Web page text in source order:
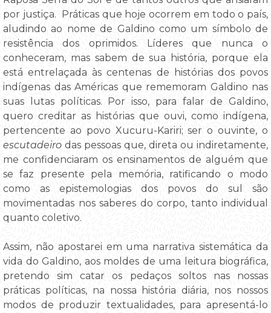
por justiça. Práticas que hoje ocorrem em todo o país,
aludindo ao nome de Galdino como um símbolo de
resistência dos oprimidos. Líderes que nunca o
conheceram, mas sabem de sua história, porque ela
está entrelaçada às centenas de histórias dos povos
indígenas das Américas que rememoram Galdino nas
suas lutas políticas. Por isso, para falar de Galdino,
quero creditar as histórias que ouvi, como indígena,
pertencente ao povo Xucuru-Kariri; ser o ouvinte, o
escutadeiro das pessoas que, direta ou indiretamente,
me confidenciaram os ensinamentos de alguém que
se faz presente pela memória, ratificando o modo
como as epistemologias dos povos do sul são
movimentadas nos saberes do corpo, tanto individual
quanto coletivo.
Assim, não apostarei em uma narrativa sistemática da
vida do Galdino, aos moldes de uma leitura biográfica,
pretendo sim catar os pedaços soltos nas nossas
práticas políticas, na nossa história diária, nos nossos
modos de produzir textualidades, para apresentá-lo